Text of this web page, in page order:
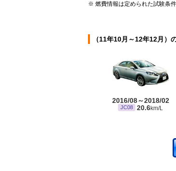
※ 燃費情報は定められた試験条
（11年10月～12年12月）
2016/08～2018/02
JC08 20.6km/L